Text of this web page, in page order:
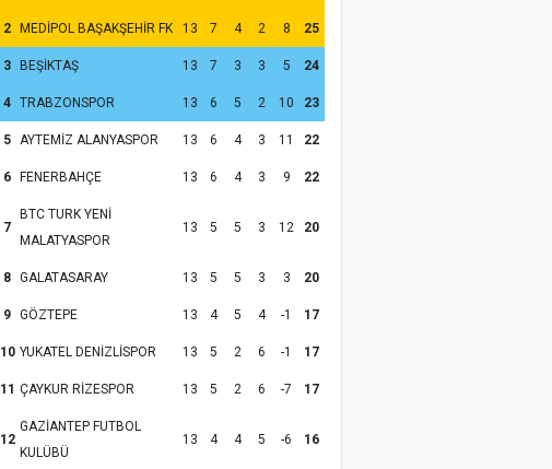
2 MEDİPOL BAŞAKŞEHİR FK 13 7 4 2 8 25
3 BEŞİKTAŞ 13 7 3 3 5 24
4 TRABZONSPOR 13 6 5 2 10 23
5 AYTEMİZ ALANYASPOR 13 6 4 3 11 22
6 FENERBAHÇE 13 6 4 3 9 22
7
BTC TURK YENİ
MALATYASPOR
13 5 5 3 12 20
8 GALATASARAY 13 5 5 3 3 20
9 GÖZTEPE 13 4 5 4 -1 17
10 YUKATEL DENİZLİSPOR 13 5 2 6 -1 17
11 ÇAYKUR RİZESPOR 13 5 2 6 -7 17
12
GAZİANTEP FUTBOL
KULÜBÜ
13 4 4 5 -6 16